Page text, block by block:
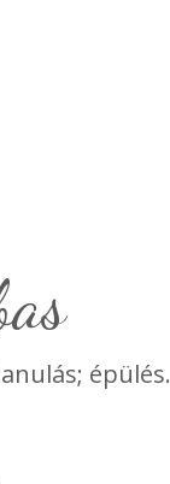
épülés.